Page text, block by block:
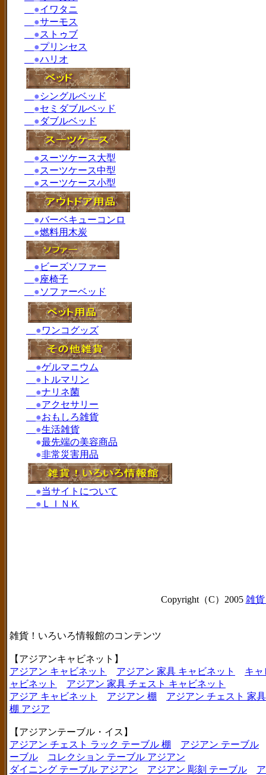
●イワタニ
●サーモス
●ストゥブ
●プリンセス
●ハリオ
●シングルベッド
●セミダブルベッド
●ダブルベッド
●スーツケース大型
●スーツケース中型
●スーツケース小型
●バーベキューコンロ
●燃料用木炭
● ビーズソファー
●座椅子
●ソファーベッド
●ワンコグッズ
●ゲルマニウム
● トルマリン
●ナリネ菌
●アクセサリー
●おもしろ雑貨
●生活雑貨
●最先端の美容商品
●非常災害用品
●当サイトについて
● ＬＩＮＫ
Copyright（C）2005 雑
雑貨！いろいろ情報館のコンテンツ
【アジアンキャビネット】
アジアン キャビネット
アジアン 家具 キャビネット
キャ
ャビネット
アジアン 家具 チェスト キャビネット
アジア キャビネット
アジアン 棚
アジアン チェスト 家
棚 アジア
【アジアンテーブル・イス】
アジアン チェスト ラック テーブル 棚
アジアン テーブル
ーブル
コレクション テーブル アジアン
ダイニング テーブル アジアン
アジアン 彫刻 テーブル